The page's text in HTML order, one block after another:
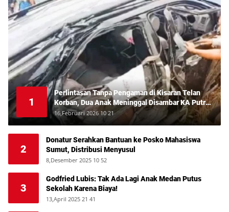
1
Perlintasan Tanpa Pengaman di Kisaran Telan
Korban, Dua Anak Meninggal Disambar KA Putri
Deli
16,Februari 2026 10 21
2
Donatur Serahkan Bantuan ke Posko Mahasiswa
Sumut, Distribusi Menyusul
8,Desember 2025 10 52
3
Godfried Lubis: Tak Ada Lagi Anak Medan Putus
Sekolah Karena Biaya!
13,April 2025 21 41